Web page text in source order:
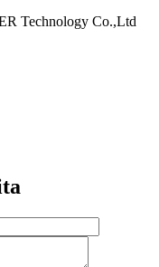
Technology Co.,Ltd